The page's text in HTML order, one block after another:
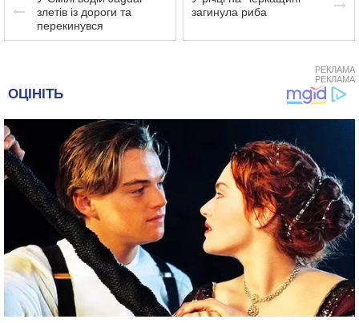
злетів із дороги та
перекинувся
загинула риба
РЕКЛАМА
РЕКЛАМА